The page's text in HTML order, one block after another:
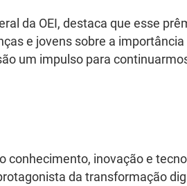
da OEI, destaca que esse
e jovens sobre a
um impulso para
conhecimento, inovação e
da transformação